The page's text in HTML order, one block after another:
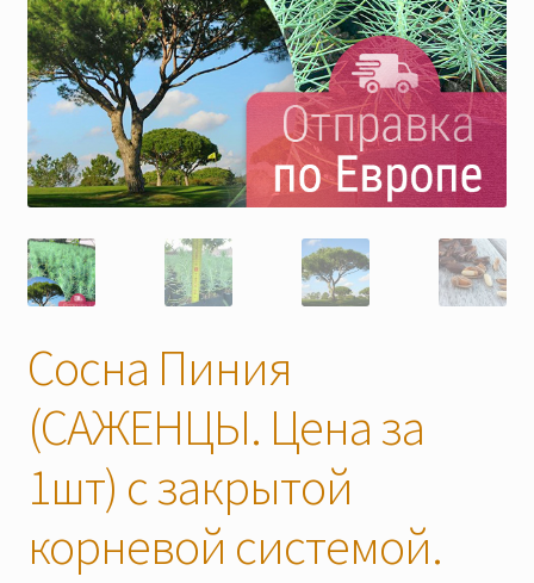
Мы в соцсетях
Скидки
Сосна Пиния
(САЖЕНЦЫ. Цена за
1шт) с закрытой
корневой системой.